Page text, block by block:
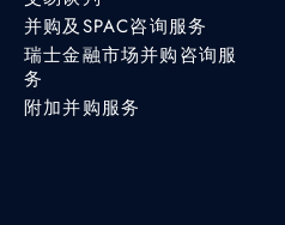
并购及SPAC咨询服务
瑞士金融市场并购咨询服
务
附加并购服务